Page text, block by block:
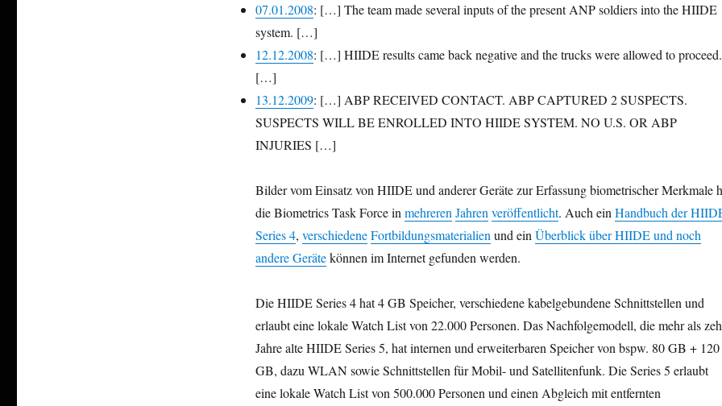
07.01.2008: […] The team made several inputs of the present ANP soldiers into the HIIDE
system. […]
12.12.2008: […] HIIDE results came back negative and the trucks were allowed to proceed.
[…]
13.12.2009: […] ABP RECEIVED CONTACT. ABP CAPTURED 2 SUSPECTS.
SUSPECTS WILL BE ENROLLED INTO HIIDE SYSTEM. NO U.S. OR ABP
INJURIES […]
Bilder vom Einsatz von HIIDE und anderer Geräte zur Erfassung biometrischer Merkmale
die Biometrics Task Force in mehreren Jahren veröffentlicht. Auch ein Handbuch der
Series 4, verschiedeneFortbildungsmaterialien und ein Überblick über HIIDE und noch
andere Gerätekönnen im Internet gefunden werden.
Die HIIDE Series 4 hat 4 GB Speicher, verschiedene kabelgebundene Schnittstellen und
erlaubt eine lokale Watch List von 22.000 Personen. Das Nachfolgemodell, die mehr als
Jahre alte HIIDE Series 5, hat internen und erweiterbaren Speicher von bspw. 80 GB + 120
GB, dazu WLAN sowie Schnittstellen für Mobil- und Satellitenfunk. Die Series 5 erlaubt
eine lokale Watch List von 500.000 Personen und einen Abgleich mit entfernten